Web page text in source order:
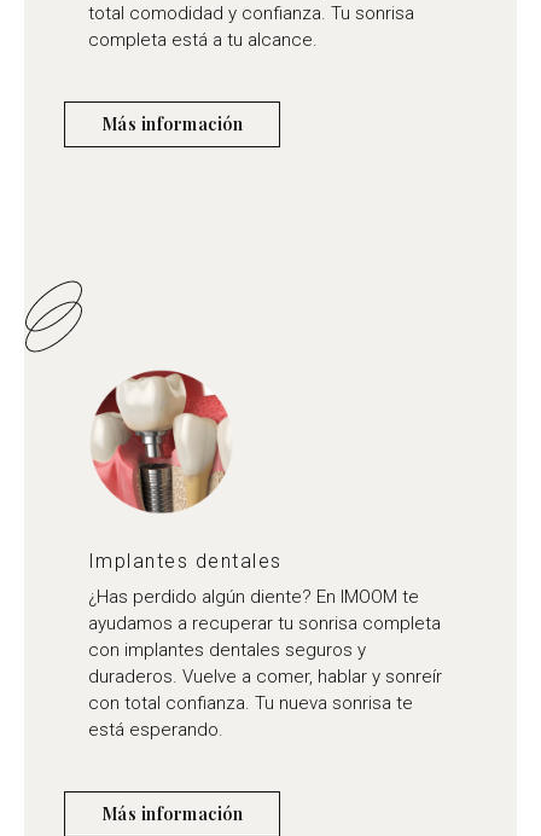
Implantes dentales
¿Has perdido algún diente? En IMOOM te
ayudamos a recuperar tu sonrisa completa
con implantes dentales seguros y
duraderos. Vuelve a comer, hablar y sonreír
con total confianza. Tu nueva sonrisa te
está esperando.
Más información
total comodidad y confianza. Tu sonrisa
completa está a tu alcance.
Más información